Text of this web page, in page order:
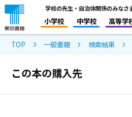
学校の先生・自治体関係のみなさ
小学校 中学校 高等学
TOP 一般書籍 検索結果
この本の購入先